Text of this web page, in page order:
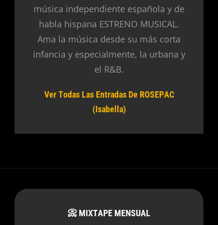
música independiente española y de
habla hispana ESTRENO MUSICAL.
Ama la música desde su más corta
infancia y especialmente, la urbana y
el R&B.
Ver Todas Las Entradas De ROSEPAC
(Isabella)
📀 MIXTAPE MENSUAL